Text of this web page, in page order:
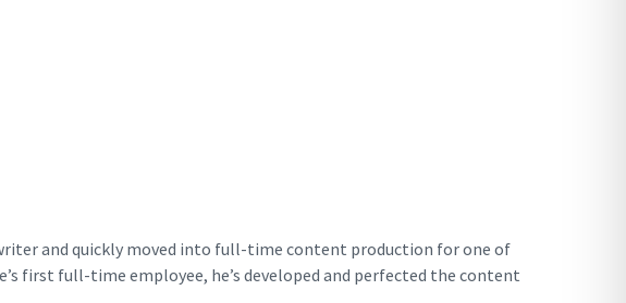
and quickly moved into full-time content production for one of
first full-time employee, he’s developed and perfected the content